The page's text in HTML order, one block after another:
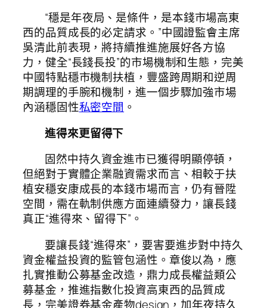
“穩是年夜局、是條件，是本錢市場高東
西的品質成長的必定請求。”中國證監會主席
吳清此前表現，將持續推進施展好各方協
力，健全“長錢長投”的市場機制和生態，完美
中國特點穩市機制扶植，豐盛跨周期和逆周
期調理的手腕和機制，進一個步驟加強市場
內涵穩固性私密空間 。
進得來更留得下
固然中持久資金進市已獲得明顯停頓，
但絕對于實體企業融資需求而言、相較于扶
植安穩安康成長的本錢市場而言，仍有晉陞
空間，需在軌制供應方面連續發力，讓長錢
真正“進得來、留得下”。
要讓長錢“進得來”，要害要進步對中持久
資金權益投資的監管包涵性。章俊以為，應
扎實推動公募基金改造，鼎力成長權益類公
募基金，推進指數化投資高東西的品質成
長，完美證券基金產物design，加年夜持久